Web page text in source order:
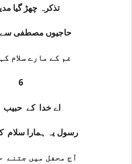
تذکرہ چھڑ گیا
حاجیوں مصطفی سے
غم کے مارے سلام
6
اے خدا کے حبیب
رسول یہ ہمارا سلام
آج محفل میں جتنے